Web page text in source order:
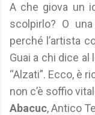
A che giova un
scolpirlo? O
perché l’artista
Guai a chi dice al
“Alzati”. Ecco, è
non c’è soffio
Abacuc, Antico